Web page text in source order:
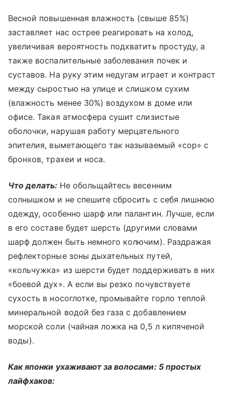
Весной повышенная влажность (свыше 85%)
заставляет нас острее реагировать на холод,
увеличивая вероятность подхватить простуду, а
также воспалительные заболевания почек и
суставов. На руку этим недугам играет и контраст
между сыростью на улице и слишком сухим
(влажность менее 30%) воздухом в доме или
офисе. Такая атмосфера сушит слизистые
оболочки, нарушая работу мерцательного
эпителия, выметающего так называемый «сор» с
бронхов, трахеи и носа.
Что делать: Не обольщайтесь весенним
солнышком и не спешите сбросить с себя лишнюю
одежду, особенно шарф или палантин. Лучше, если
в его составе будет шерсть (другими словами
шарф должен быть немного колючим). Раздражая
рефлекторные зоны дыхательных путей,
«кольчужка» из шерсти будет поддерживать в них
«боевой дух». А если вы резко почувствуете
сухость в носоглотке, промывайте горло теплой
минеральной водой без газа с добавлением
морской соли (чайная ложка на 0,5 л кипяченой
воды).
Как японки ухаживают за волосами: 5 простых
лайфхаков: